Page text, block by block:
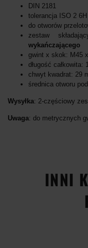
DIN 2181
tolerancja ISO 2 6H
do otworów
zestaw
wykańczającego
gwint x skok: M45
długość całkowita:
chwyt kwadrat: 29
średnica otworu
Wysyłka: 2-częściowy
Uwaga: do metrycznych
INNI